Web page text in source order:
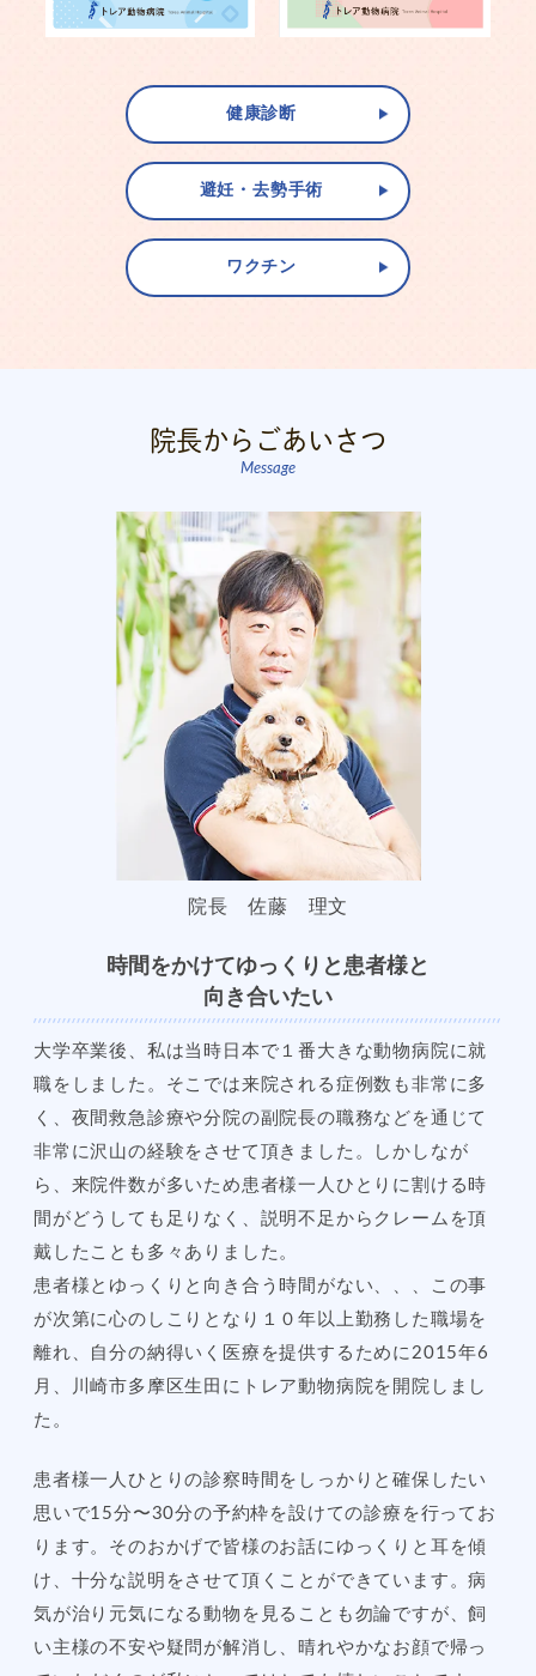
健康診断
避妊・去勢手術
ワクチン
院長からごあいさつ
Message
院長 佐藤 理文
時間をかけてゆっくりと患者様と
向き合いたい
大学卒業後、私は当時日本で１番大きな動物病院に就
職をしました。そこでは来院される症例数も非常に多
く、夜間救急診療や分院の副院長の職務などを通じて
非常に沢山の経験をさせて頂きました。しかしなが
ら、来院件数が多いため患者様一人ひとりに割ける時
間がどうしても足りなく、説明不足からクレームを頂
戴したことも多々ありました。
患者様とゆっくりと向き合う時間がない、、、この事
が次第に心のしこりとなり１０年以上勤務した職場を
離れ、自分の納得いく医療を提供するために2015年6
月、川崎市多摩区生田にトレア動物病院を開院しまし
た。
患者様一人ひとりの診察時間をしっかりと確保したい
思いで15分〜30分の予約枠を設けての診療を行ってお
ります。そのおかげで皆様のお話にゆっくりと耳を傾
け、十分な説明をさせて頂くことができています。病
気が治り元気になる動物を見ることも勿論ですが、飼
い主様の不安や疑問が解消し、晴れやかなお顔で帰っ